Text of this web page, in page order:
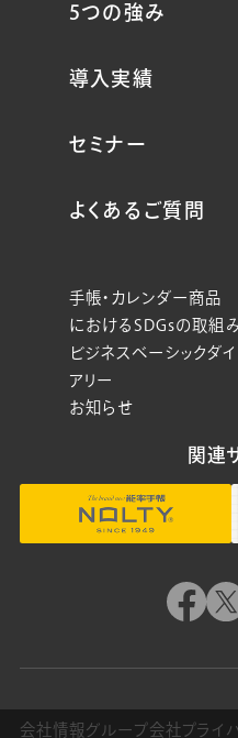
5つの強み
導入実績
セミナー
よくあるご質問
手帳・カレンダー商品
におけるSDGsの取組
ビジネスベーシックダイ
アリー
お知らせ
関連
会社情報 グループ会社プライ